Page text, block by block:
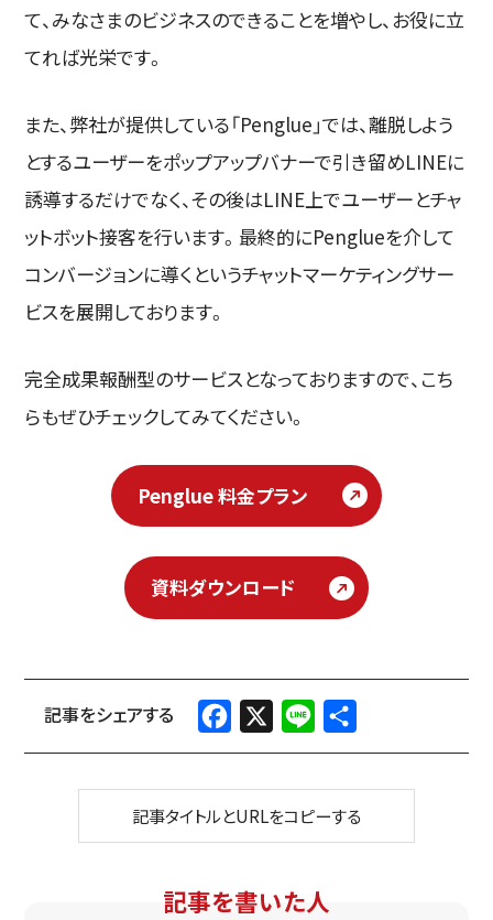
て、みなさまのビジネスのできることを増やし、お役に立
てれば光栄です。
また、弊社が提供している「Penglue」では、離脱しよう
とするユーザーをポップアップバナーで引き留めLINEに
誘導するだけでなく、その後はLINE上でユーザーとチャ
ットボット接客を行います。最終的にPenglueを介して
コンバージョンに導くというチャットマーケティングサー
ビスを展開しております。
完全成果報酬型のサービスとなっておりますので、こち
らもぜひチェックしてみてください。
Penglue 料金プラン
資料ダウンロード
Facebook
X Line
記事タイトルとURLをコピーする
記事を書いた人